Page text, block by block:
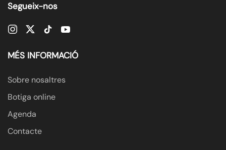
Segueix-nos
MÉS INFORMACIÓ
Sobre nosaltres
Botiga online
Agenda
Contacte